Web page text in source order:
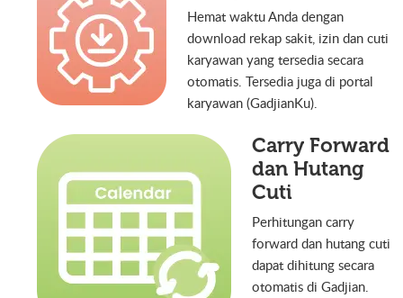
Hemat waktu Anda dengan
download rekap sakit, izin dan cuti
karyawan yang tersedia secara
otomatis. Tersedia juga di portal
karyawan (GadjianKu).
Carry Forward
dan Hutang
Cuti
Perhitungan carry
forward dan hutang cuti
dapat dihitung secara
otomatis di Gadjian.